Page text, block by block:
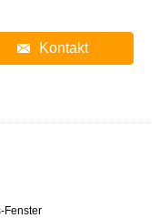
Kontakt
Fenster